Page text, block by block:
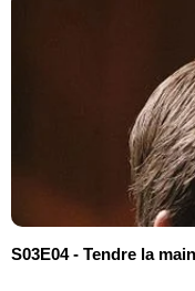
S03E04 - Tendre la main